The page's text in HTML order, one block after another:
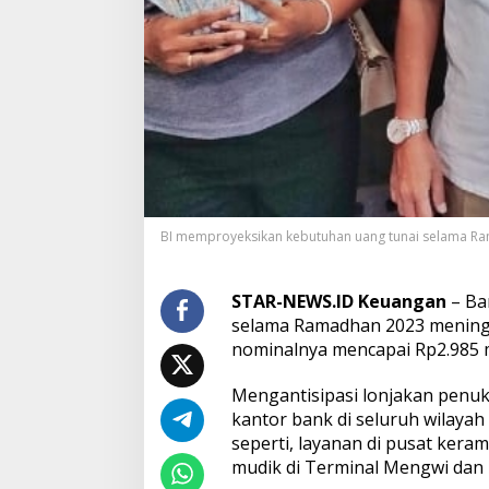
e
b
u
u
S
e
s
a
p
2
.
9
BI memproyeksikan kebutuhan uang tunai selama
STAR-NEWS.ID Keuangan –
selama Ramadhan 2023
nominalnya mencapai Rp2.985
Mengantisipasi lonjakan
kantor bank di seluruh
seperti, layanan di pusat
mudik di Terminal Mengwi dan